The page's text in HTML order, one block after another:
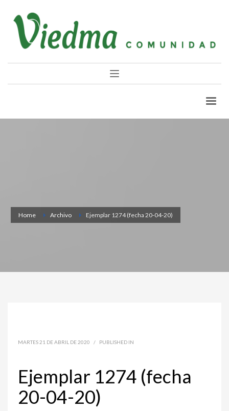
Home Archivo Ejemplar 1274 (fecha 20-04-20)
MARTES 21 DE ABRIL DE 2020 / PUBLISHED IN
Ejemplar 1274 (fecha
20-04-20)